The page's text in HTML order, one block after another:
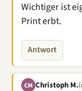
Wichtiger ist
Print erbt.
Antwort
CM Christoph M.